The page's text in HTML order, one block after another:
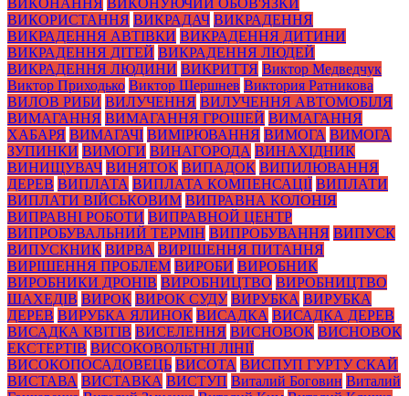
ВИКОНАННЯ ВИКОНУЮЧИЙ ОБОВ'ЯЗКИ
ВИКОРИСТАННЯ ВИКРАДАЧ ВИКРАДЕННЯ
ВИКРАДЕННЯ АВТІВКИ ВИКРАДЕННЯ ДИТИНИ
ВИКРАДЕННЯ ДІТЕЙ ВИКРАДЕННЯ ЛЮДЕЙ
ВИКРАДЕННЯ ЛЮДИНИ ВИКРИТТЯ Виктор Медведчук
Виктор Приходько Виктор Шершнев Виктория Ратникова
ВИЛОВ РИБИ ВИЛУЧЕННЯ ВИЛУЧЕННЯ АВТОМОБІЛЯ
ВИМАГАННЯ ВИМАГАННЯ ГРОШЕЙ ВИМАГАННЯ
ХАБАРЯ ВИМАГАЧІ ВИМІРЮВАННЯ ВИМОГА ВИМОГА
ЗУПИНКИ ВИМОГИ ВИНАГОРОДА ВИНАХІДНИК
ВИНИЩУВАЧ ВИНЯТОК ВИПАДОК ВИПИЛЮВАННЯ
ДЕРЕВ ВИПЛАТА ВИПЛАТА КОМПЕНСАЦІЇ ВИПЛАТИ
ВИПЛАТИ ВІЙСЬКОВИМ ВИПРАВНА КОЛОНІЯ
ВИПРАВНІ РОБОТИ ВИПРАВНОЙ ЦЕНТР
ВИПРОБУВАЛЬНИЙ ТЕРМІН ВИПРОБУВАННЯ ВИПУСК
ВИПУСКНИК ВИРВА ВИРІШЕННЯ ПИТАННЯ
ВИРІШЕННЯ ПРОБЛЕМ ВИРОБИ ВИРОБНИК
ВИРОБНИКИ ДРОНІВ ВИРОБНИЦТВО ВИРОБНИЦТВО
ШАХЕДІВ ВИРОК ВИРОК СУДУ ВИРУБКА ВИРУБКА
ДЕРЕВ ВИРУБКА ЯЛИНОК ВИСАДКА ВИСАДКА ДЕРЕВ
ВИСАДКА КВІТІВ ВИСЕЛЕННЯ ВИСНОВОК ВИСНОВОК
ЕКСТЕРТІВ ВИСОКОВОЛЬТНІ ЛІНІЇ
ВИСОКОПОСАДОВЕЦЬ ВИСОТА ВИСПУП ГУРТУ СКАЙ
ВИСТАВА ВИСТАВКА ВИСТУП Виталий Боговин Виталий